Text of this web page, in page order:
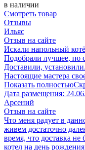
в наличии
Смотреть товар
Отзывы
Ильяс
Отзыв на сайте
Искали напольный
Подобрали лучшее, по
Доставили,
Настоящие мастера
Показать полностью
Дата размещения:
Арсений
Отзыв на сайте
Что меня радует в
живем достаточно
время, что доставка не
котел на день